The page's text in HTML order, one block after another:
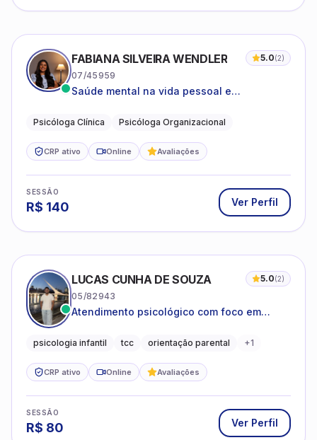
FABIANA SILVEIRA WENDLER 5.0(2)
07/45959
Saúde mental na vida pessoal e
Psicóloga Clínica Psicóloga Organizacional
CRP ativo Online Avaliações
SESSÃO
R$ 140 Ver Perfil
LUCAS CUNHA DE SOUZA 5.0(2)
05/82943
Atendimento psicológico com foco em
promovendo equilíbrio emocional e
psicologia infantil tcc orientação parental +1
CRP ativo Online Avaliações
SESSÃO
R$ 80 Ver Perfil